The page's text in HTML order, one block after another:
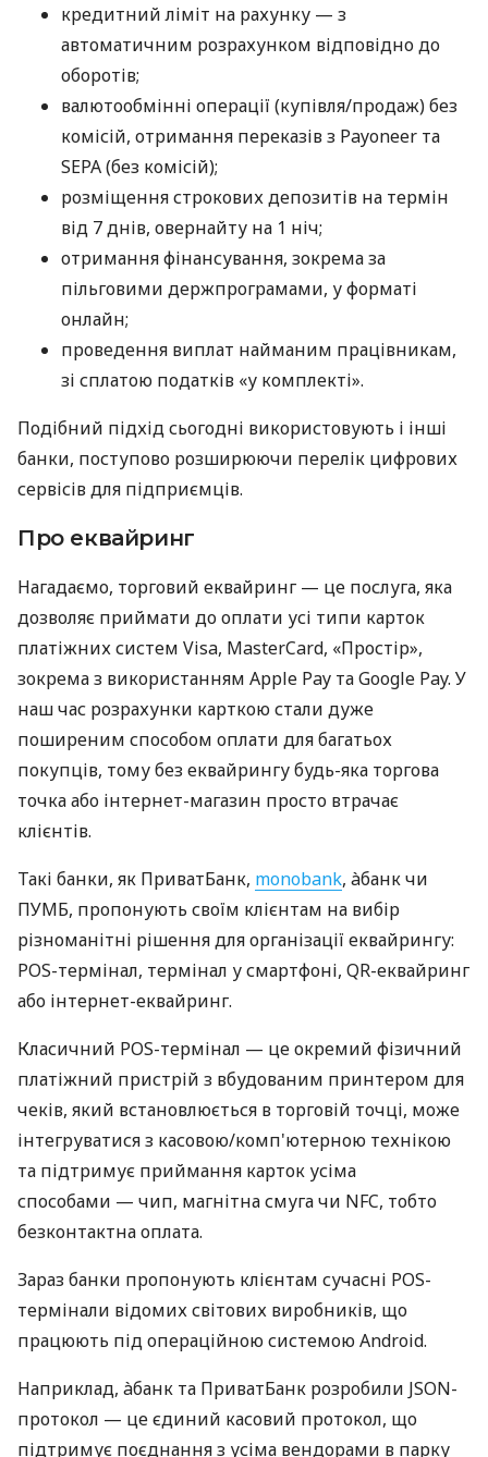
кредитний ліміт на рахунку — з
автоматичним розрахунком відповідно до
оборотів;
валютообмінні операції (купівля/продаж) без
комісій, отримання переказів з Payoneer та
SEPA (без комісій);
розміщення строкових депозитів на термін
від 7 днів, овернайту на 1 ніч;
отримання фінансування, зокрема за
пільговими держпрограмами, у форматі
онлайн;
проведення виплат найманим працівникам,
зі сплатою податків «у комплекті».
Подібний підхід сьогодні використовують і інші
банки, поступово розширюючи перелік цифрових
сервісів для підприємців.
Про еквайринг
Нагадаємо, торговий еквайринг — це послуга, яка
дозволяє приймати до оплати усі типи карток
платіжних систем Visa, MasterCard, «Простір»,
зокрема з використанням Apple Pay та Google Pay. У
наш час розрахунки карткою стали дуже
поширеним способом оплати для багатьох
покупців, тому без еквайрингу будь-яка торгова
точка або інтернет-магазин просто втрачає
клієнтів.
Такі банки, як ПриватБанк, monobank, àбанк чи
ПУМБ, пропонують своїм клієнтам на вибір
різноманітні рішення для організації еквайрингу:
POS-термінал, термінал у смартфоні, QR-еквайринг
або інтернет-еквайринг.
Класичний POS-термінал — це окремий фізичний
платіжний пристрій з вбудованим принтером для
чеків, який встановлюється в торговій точці, може
інтегруватися з касовою/комп'ютерною технікою
та підтримує приймання карток усіма
способами — чип, магнітна смуга чи NFC, тобто
безконтактна оплата.
Зараз банки пропонують клієнтам сучасні POS-
термінали відомих світових виробників, що
працюють під операційною системою Android.
Наприклад, àбанк та ПриватБанк розробили JSON-
протокол — це єдиний касовий протокол, що
підтримує поєднання з усіма вендорами в парку